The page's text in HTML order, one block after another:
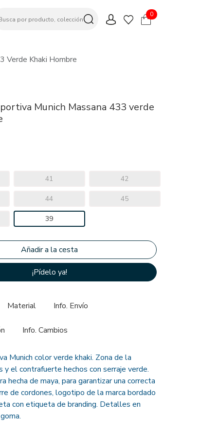
0
Verde Khaki Hombre
Munich Massana 433 verde
41 42
44 45
39
¡Pídelo ya!
Material Info. Envío
Info. Cambios
Munich color verde khaki. Zona de la
y el contrafuerte hechos con serraje verde.
hecha de maya, para garantizar una correcta
de cordones, logotipo de la marca bordado
con etiqueta de branding. Detalles en